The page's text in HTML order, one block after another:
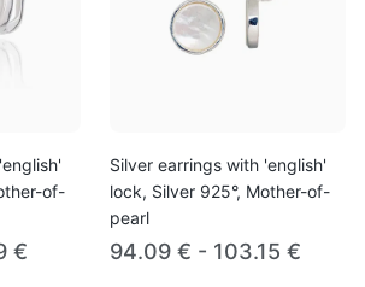
of-
€
Silver earrings with 'english'
lock, Silver 925°, Mother-of-
pearl
94.09 € - 103.15 €